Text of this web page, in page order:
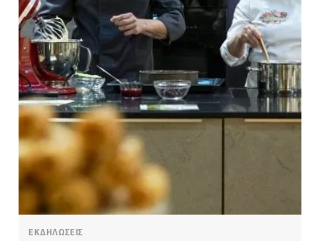
ΕΚΔΗΛΩΣΕΙΣ